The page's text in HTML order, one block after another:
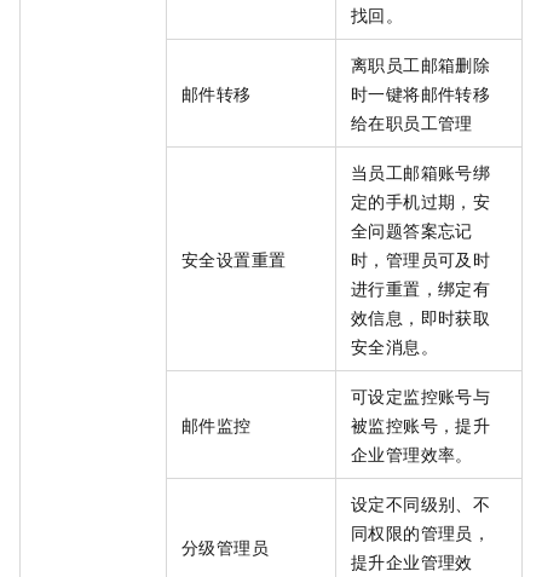
找回。
邮件转移
离职员工邮箱删除
时一键将邮件转移
给在职员工管理
安全设置重置
当员工邮箱账号绑
定的手机过期，安
全问题答案忘记
时，管理员可及时
进行重置，绑定有
效信息，即时获取
安全消息。
邮件监控
可设定监控账号与
被监控账号，提升
企业管理效率。
分级管理员
设定不同级别、不
同权限的管理员，
提升企业管理效